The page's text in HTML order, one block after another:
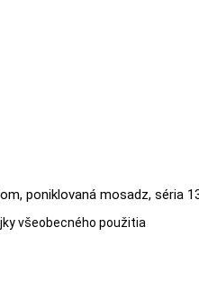
poniklovaná mosadz, séria
všeobecného použitia